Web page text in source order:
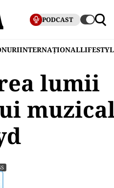
PODCAST
INTERNAȚIONAL
lumii